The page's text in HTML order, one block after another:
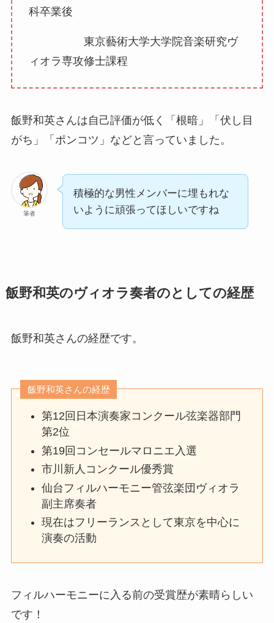
科卒業後
東京藝術大学大学院音楽研究ヴ
ィオラ専攻修士課程
飯野和英さんは自己評価が低く「根暗」「伏し目
がち」「ポンコツ」などと言っていました。
筆者
積極的な男性メンバーに埋もれな
いように頑張ってほしいですね
飯野和英のヴィオラ奏者のとしての経歴
飯野和英さんの経歴です。
飯野和英さんの経歴
第12回日本演奏家コンクール弦楽器部門
第2位
第19回コンセールマロニエ入選
市川新人コンクール優秀賞
仙台フィルハーモニー管弦楽団ヴィオラ
副主席奏者
現在はフリーランスとして東京を中心に
演奏の活動
フィルハーモニーに入る前の受賞歴が素晴らしい
です！